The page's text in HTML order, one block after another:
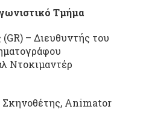
Τμήμα
– Διευθυντής του
Ντοκιμαντέρ
Animator